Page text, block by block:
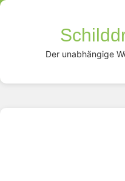
Der unabhängige